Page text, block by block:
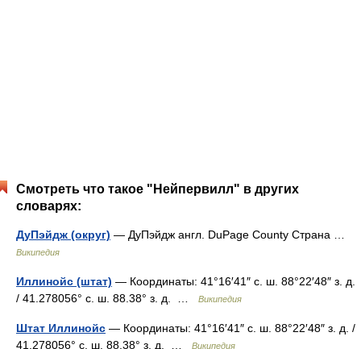
Смотреть что такое "Нейпервилл" в других
словарях:
ДуПэйдж (округ) — ДуПэйдж англ. DuPage County Страна …
Википедия
Иллинойс (штат) — Координаты: 41°16′41″ с. ш. 88°22′48″ з. д.
/ 41.278056° с. ш. 88.38° з. д. …
Википедия
Штат Иллинойс — Координаты: 41°16′41″ с. ш. 88°22′48″ з. д. /
41.278056° с. ш. 88.38° з. д. …
Википедия